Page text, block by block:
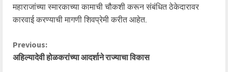
महाराजांच्या स्मारकाच्या कामाची चौकशी करून संबंधित ठेकेदारावर
कारवाई करण्याची मागणी शिवप्रेमी करीत आहेत.
C
Previous:
अहिल्यादेवी होळकरांच्या आदर्शाने राज्याचा विकास